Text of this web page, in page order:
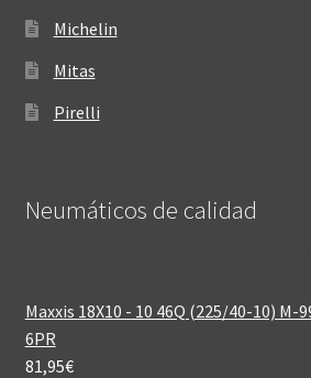
Michelin
Mitas
Pirelli
Neumáticos de calidad‎
Maxxis 18X10 - 10 46Q (225/40-10) M-
6PR
81,95€